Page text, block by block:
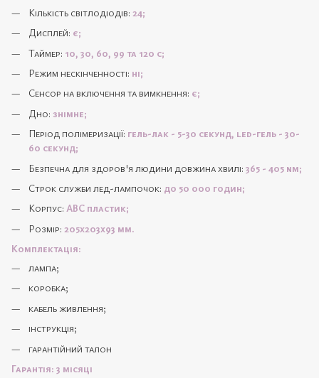
Кількість світлодіодів: 24;
Дисплей: є;
Таймер: 10, 30, 60, 99 та 120 с;
Режим нескінченності: ні;
Cенсор на включення та вимкнення: є;
Дно: знімне;
Період полімеризації: гель-лак - 5-30 секунд, led-гель - 30-
60 секунд;
Безпечна для здоров'я людини довжина хвилі: 365 - 405 nm;
Строк служби лед-лампочок: до 50 000 годин;
Корпус: АВС пластик;
Розмір: 205х203х93 мм.
Комплектація:
лампа;
коробка;
кабель живлення;
інструкція;
гарантійний талон
Гарантія: 3 місяці